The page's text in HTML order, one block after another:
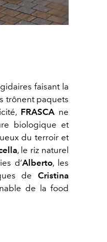
faisant la
trônent paquets
FRASCAne
biologique et
du terroir et
, le riz naturel
d’Alberto, les
deCristina
de la food